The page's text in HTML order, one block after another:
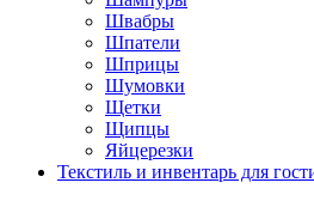
Швабры
Шпатели
Шприцы
Шумовки
Щетки
Щипцы
Яйцерезки
Текстиль и инвентарь для